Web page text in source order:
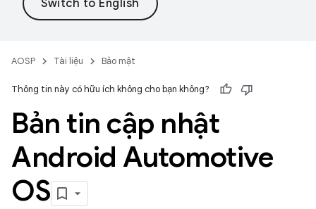
AOSP Tài liệu Bảo mật
Thông tin này có hữu ích không cho bạn không?
Bản tin cập nhật
Android Automotive
OS